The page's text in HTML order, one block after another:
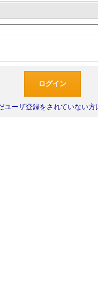
ユーザ登録をされていない方